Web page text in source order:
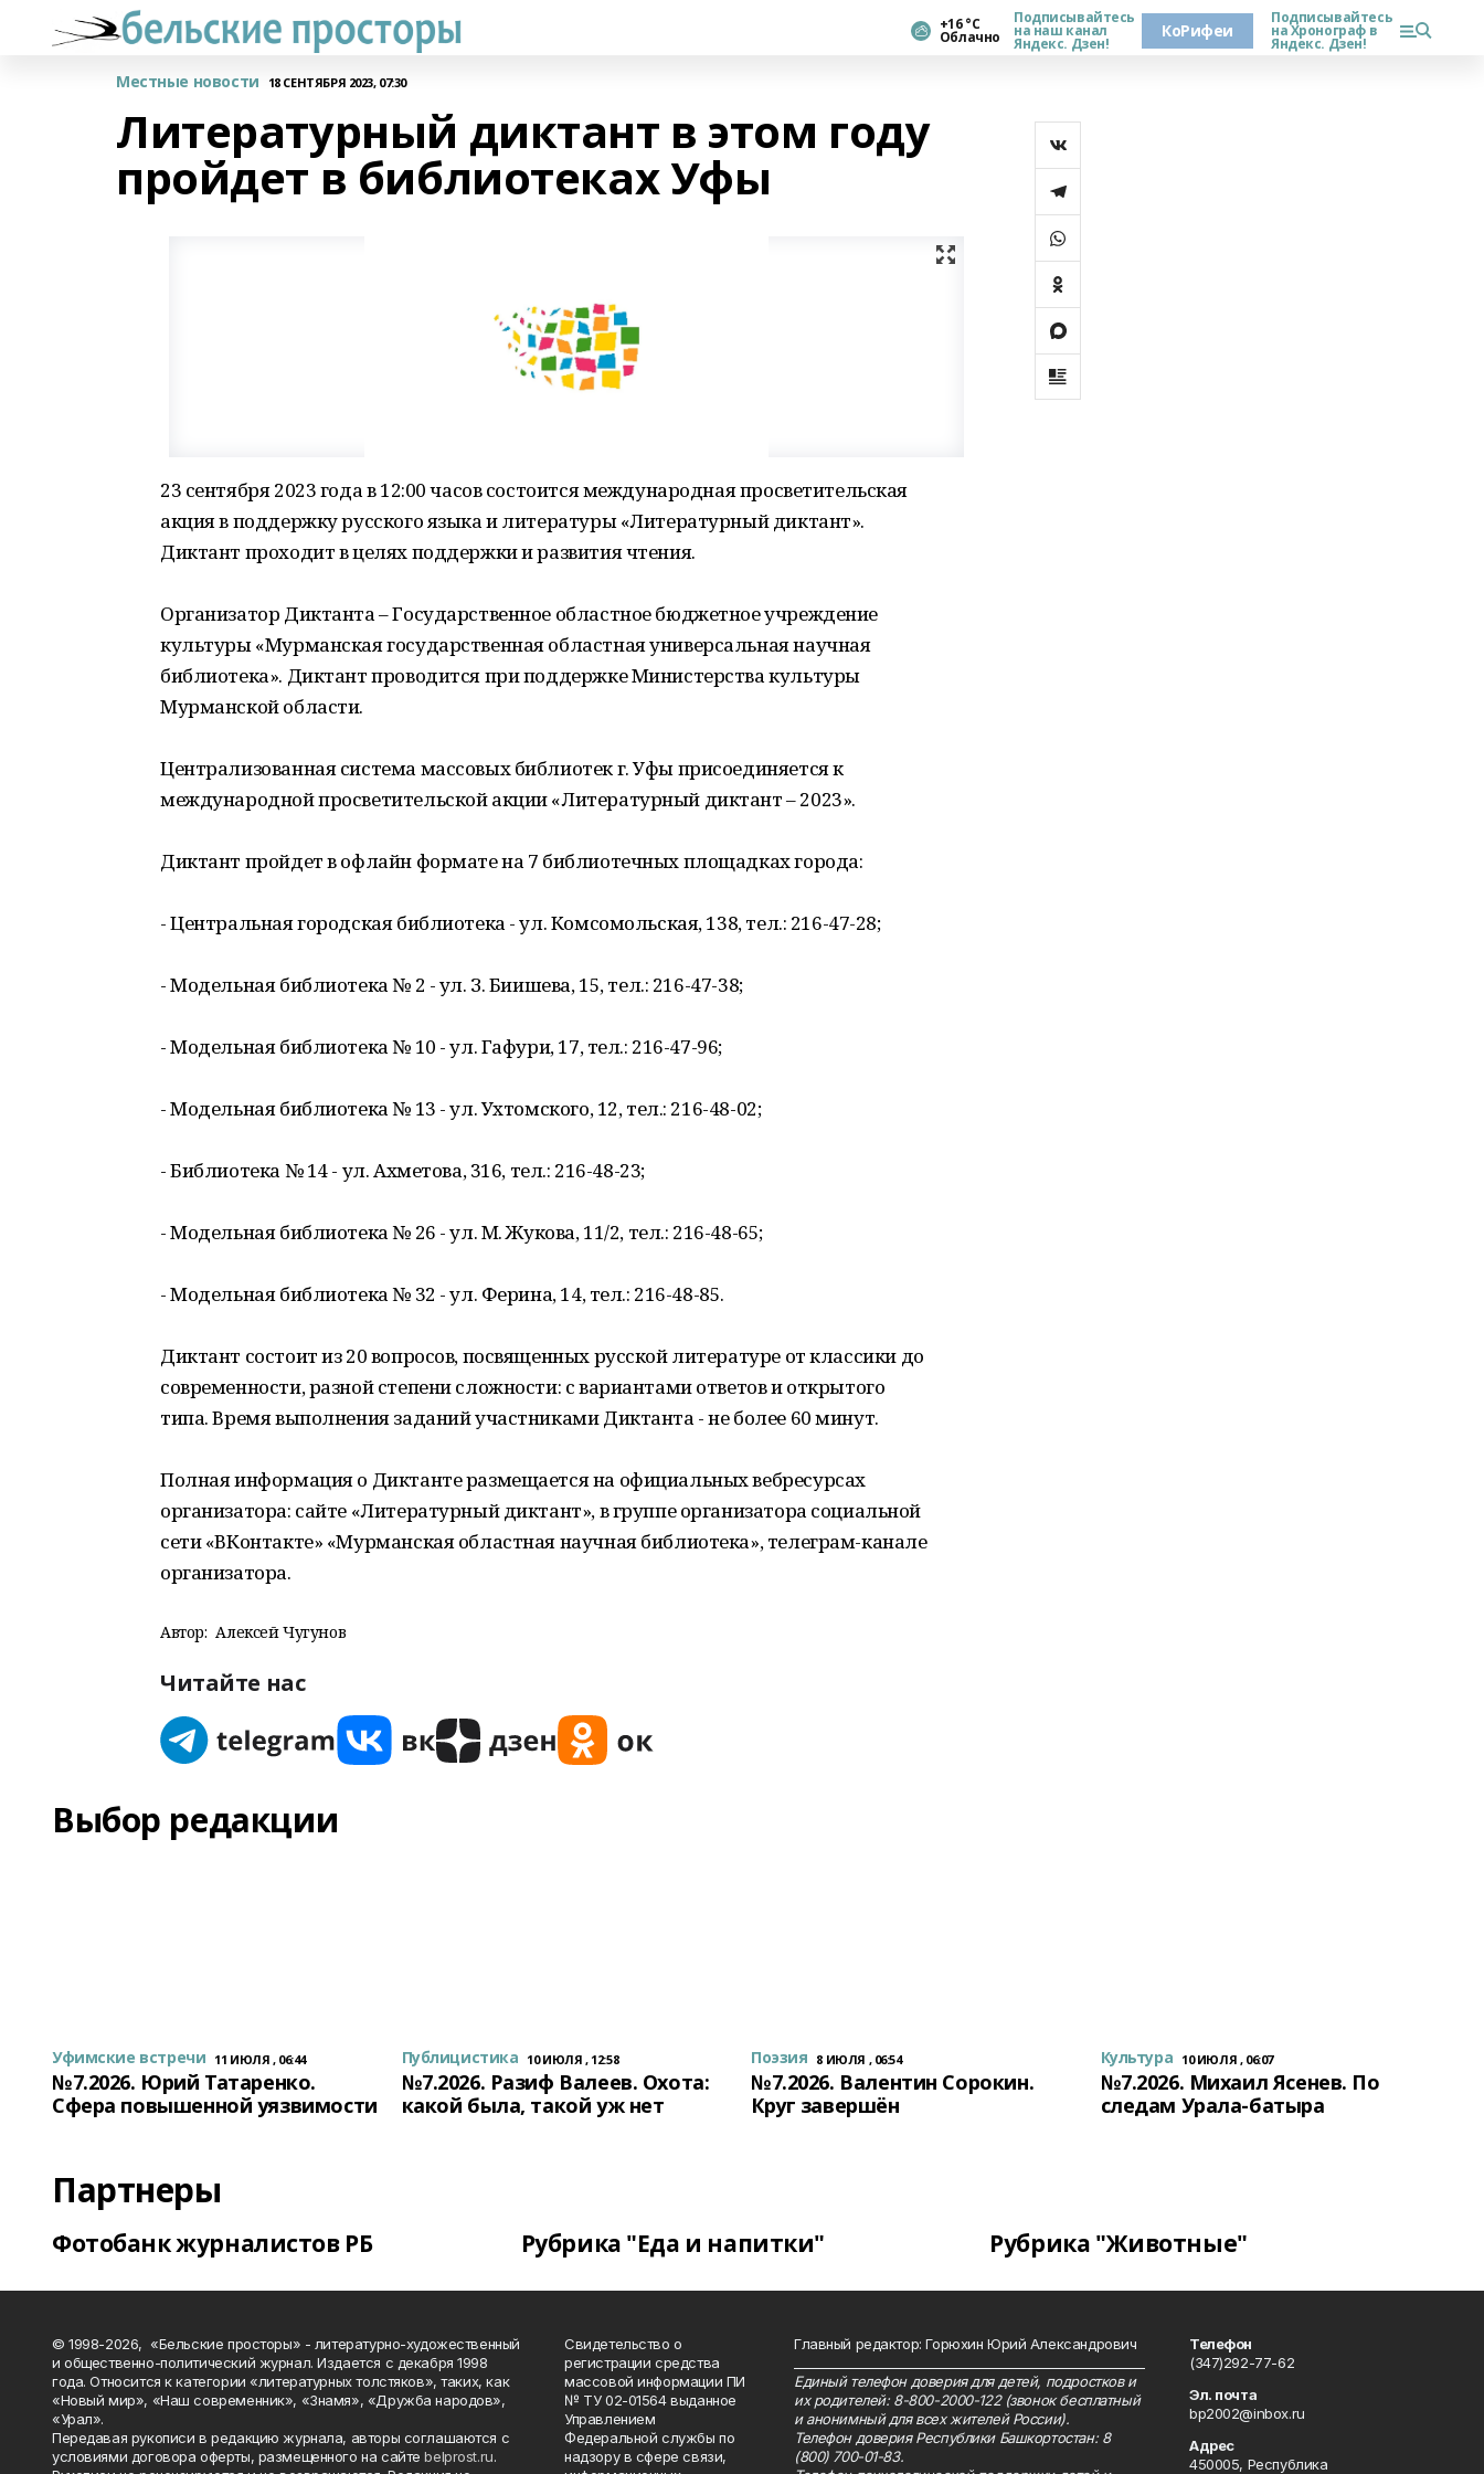
+16 °С
Облачно
Подписывайтесь
на наш канал
Яндекс. Дзен!
КоРифеи
Подписывайтесь
на Хронограф в
Яндекс. Дзен!
Местные новости 18 СЕНТЯБРЯ 2023, 07:30
Литературный диктант в этом году
пройдет в библиотеках Уфы
23 сентября 2023 года в 12:00 часов состоится международная просветительская
акция в поддержку русского языка и литературы «Литературный диктант».
Диктант проходит в целях поддержки и развития чтения.
Организатор Диктанта – Государственное областное бюджетное учреждение
культуры «Мурманская государственная областная универсальная научная
библиотека». Диктант проводится при поддержке Министерства культуры
Мурманской области.
Централизованная система массовых библиотек г. Уфы присоединяется к
международной просветительской акции «Литературный диктант – 2023».
Диктант пройдет в офлайн формате на 7 библиотечных площадках города:
- Центральная городская библиотека - ул. Комсомольская, 138, тел.: 216-47-28;
- Модельная библиотека № 2 - ул. З. Биишева, 15, тел.: 216-47-38;
- Модельная библиотека № 10 - ул. Гафури, 17, тел.: 216-47-96;
- Модельная библиотека № 13 - ул. Ухтомского, 12, тел.: 216-48-02;
- Библиотека № 14 - ул. Ахметова, 316, тел.: 216-48-23;
- Модельная библиотека № 26 - ул. М. Жукова, 11/2, тел.: 216-48-65;
- Модельная библиотека № 32 - ул. Ферина, 14, тел.: 216-48-85.
Диктант состоит из 20 вопросов, посвященных русской литературе от классики до
современности, разной степени сложности: с вариантами ответов и открытого
типа. Время выполнения заданий участниками Диктанта - не более 60 минут.
Полная информация о Диктанте размещается на официальных вебресурсах
организатора: сайте «Литературный диктант», в группе организатора социальной
сети «ВКонтакте» «Мурманская областная научная библиотека», телеграм-канале
организатора.
Автор: Алексей Чугунов
Читайте нас
Выбор редакции
Уфимские встречи 11 ИЮЛЯ , 06:44
№7.2026. Юрий Татаренко.
Сфера повышенной уязвимости
Публицистика 10 ИЮЛЯ , 12:58
№7.2026. Разиф Валеев. Охота:
какой была, такой уж нет
Поэзия 8 ИЮЛЯ , 06:54
№7.2026. Валентин Сорокин.
Круг завершён
Культура 10 ИЮЛЯ , 06:07
№7.2026. Михаил Ясенев. По
следам Урала-батыра
Партнеры
Фотобанк журналистов РБ Рубрика "Еда и напитки" Рубрика "Животные"
© 1998-2026, «Бельские просторы» - литературно-художественный
и общественно-политический журнал. Издается с декабря 1998
года. Относится к категории «литературных толстяков», таких, как
«Новый мир», «Наш современник», «Знамя», «Дружба народов»,
«Урал».
Передавая рукописи в редакцию журнала, авторы соглашаются с
условиями договора оферты, размещенного на сайтеbelprost.ru.
Свидетельство о
регистрации средства
массовой информации ПИ
№ ТУ 02-01564 выданное
Управлением
Федеральной службы по
надзору в сфере связи,
Главный редактор: Горюхин Юрий Александрович
Единый телефон доверия для детей, подростков и
их родителей: 8-800-2000-122 (звонок бесплатный
и анонимный для всех жителей России).
Телефон доверия Республики Башкортостан: 8
(800) 700-01-83.
Телефон
(347)292-77-62
Эл. почта
bp2002@inbox.ru
Адрес
450005, Республика